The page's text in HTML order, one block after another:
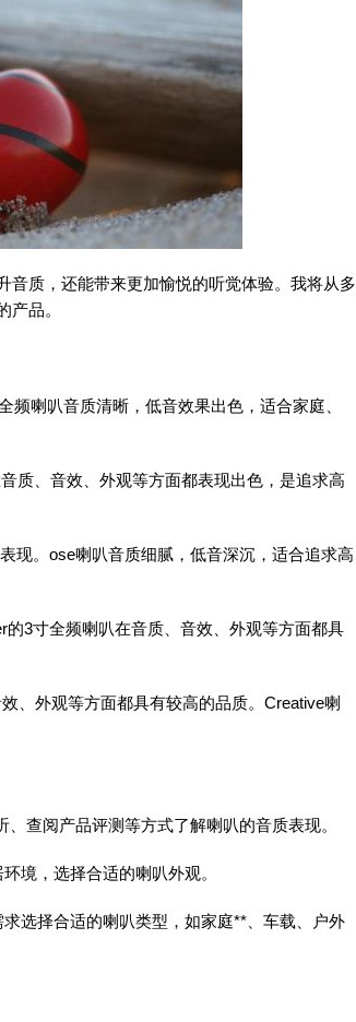
音质，还能带来更加愉悦的听觉体验。我将从多
品。
喇叭音质清晰，低音效果出色，适合家庭、
质、音效、外观等方面都表现出色，是追求高
现。ose喇叭音质细腻，低音深沉，适合追求高
3寸全频喇叭在音质、音效、外观等方面都具
、外观等方面都具有较高的品质。Creative喇
查阅产品评测等方式了解喇叭的音质表现。
境，选择合适的喇叭外观。
选择合适的喇叭类型，如家庭**、车载、户外